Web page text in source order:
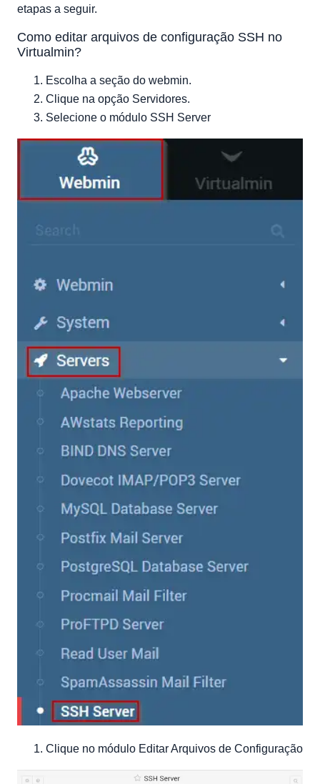
etapas a seguir.
Como editar arquivos de configuração SSH no
Virtualmin?
Escolha a seção do webmin.
Clique na opção Servidores.
Selecione o módulo SSH Server
Clique no módulo Editar Arquivos de Configuração